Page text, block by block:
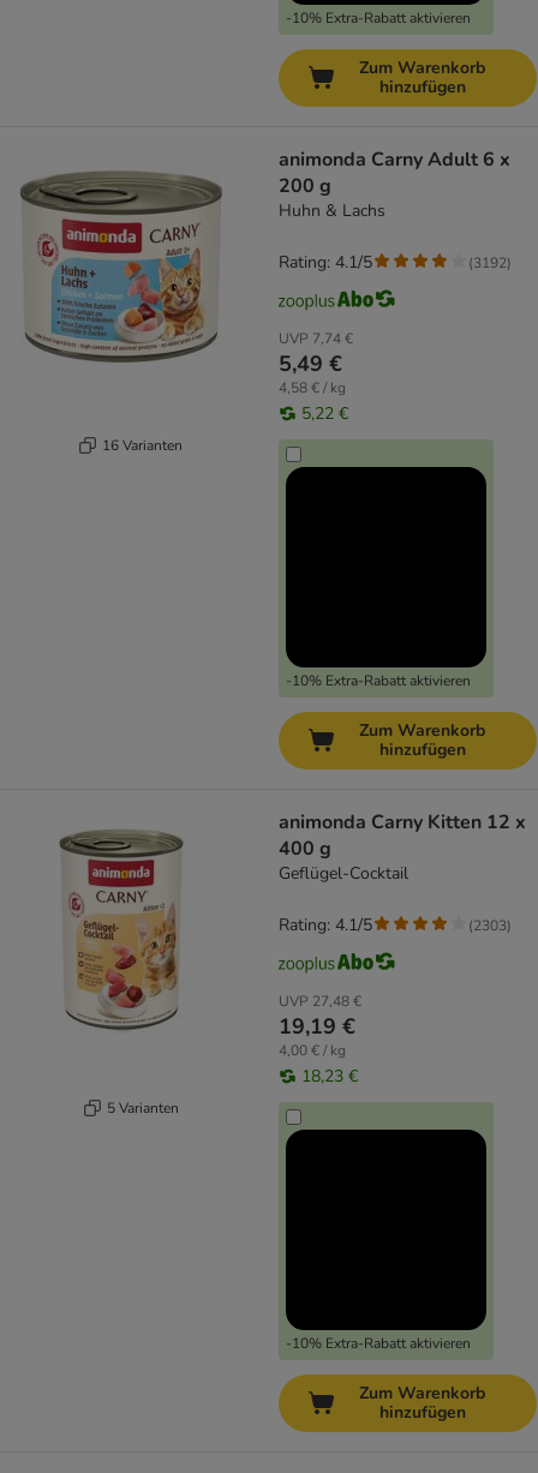
-10% Extra-Rabatt aktivieren
Zum Warenkorb
hinzufügen
16 Varianten
animonda Carny Adult 6 x
200 g
Huhn & Lachs
UVP 7,74 €
5,49 €
4,58 € / kg
5,22 €
-10% Extra-Rabatt aktivieren
Rating: 4.1/5 (3192)
Zum Warenkorb
hinzufügen
5 Varianten
animonda Carny Kitten 12 x
400 g
Geflügel-Cocktail
UVP 27,48 €
19,19 €
4,00 € / kg
18,23 €
-10% Extra-Rabatt aktivieren
Rating: 4.1/5 (2303)
Zum Warenkorb
hinzufügen